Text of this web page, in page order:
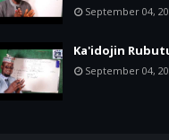
September 04,
Ka'idojin
September 04,